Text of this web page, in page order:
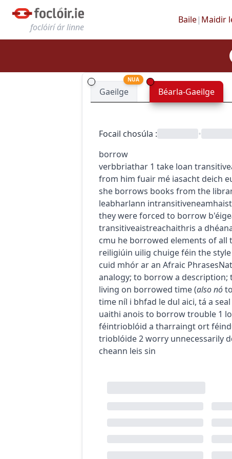
foclóirí ár linne
Baile| Maidir
Gaeilge
NUA
Béarla-Gaeilge
Focail chosúla : •
borrow
verbbriathar 1 take loan transitive
from him fuair mé iasacht deich
she borrows books from the
leabharlann intransitive
they were forced to borrow
transitiveaistreachaithris a
cmu he borrowed elements of all
reiligiúin uilig chuige féin the
cuid mhór ar an Afraic Phrases
analogy; to borrow a description;
living on borrowed time(alsonó
time níl i bhfad le dul aici, tá a
uaithi anois to borrow trouble 1
féintrioblóid a tharraingt ort féin
trioblóide2worry unnecessarily
cheann leis sin